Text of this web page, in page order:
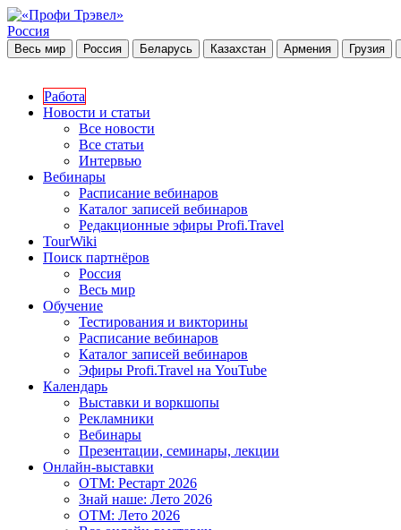
Россия
Весь мир Россия Беларусь Казахстан Армения Грузия
Работа
Новости и статьи
Все новости
Все статьи
Интервью
Вебинары
Расписание вебинаров
Каталог записей вебинаров
Редакционные эфиры Profi.Travel
TourWiki
Поиск партнёров
Россия
Весь мир
Обучение
Тестирования и викторины
Расписание вебинаров
Каталог записей вебинаров
Эфиры Profi.Travel на YouTube
Календарь
Выставки и воркшопы
Рекламники
Вебинары
Презентации, семинары, лекции
Онлайн-выставки
OTM: Рестарт 2026
Знай наше: Лето 2026
OTM: Лето 2026